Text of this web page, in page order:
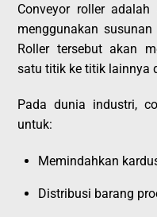
Conveyor roller
menggunakan
Roller tersebut akan
satu titik ke titik lainnya
Pada dunia industri,
untuk:
Memindahkan
Distribusi barang